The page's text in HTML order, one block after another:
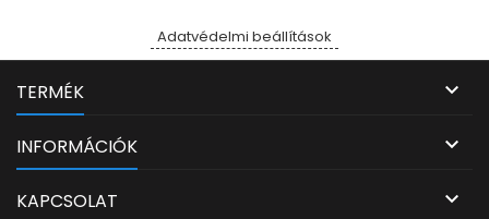
Pro 9730eAdatvédelmi beállítások
TERMÉK 
INFORMÁCIÓK 
KAPCSOLAT 